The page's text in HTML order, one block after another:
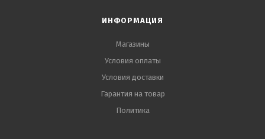
ИНФОРМАЦИЯ
Магазины
Условия оплаты
Условия доставки
Гарантия на товар
Политика